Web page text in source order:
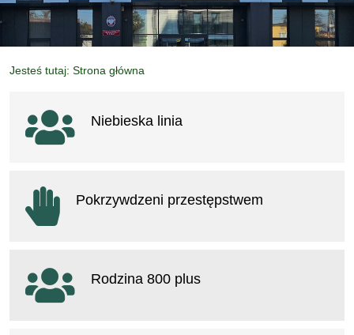
Jesteś tutaj: Strona główna
Ważne linki
Niebieska linia
Pokrzywdzeni przestępstwem
Rodzina 800 plus